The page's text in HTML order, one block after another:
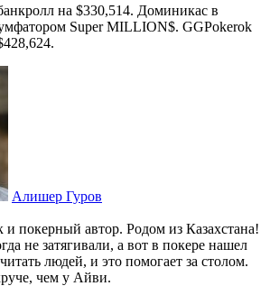
на $330,514. Доминикас в
Super MILLION$. GGPokerok
Алишер Гуров
и покерный автор. Родом из Казахстана!
не затягивали, а вот в покере нашел
людей, и это помогает за столом.
чем у Айви.